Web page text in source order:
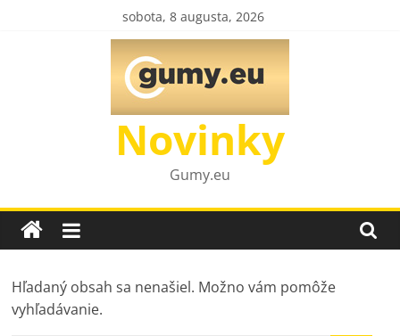
sobota, 8 augusta, 2026
Novinky
Gumy.eu
Hľadaný obsah sa nenašiel. Možno vám pomôže
vyhľadávanie.